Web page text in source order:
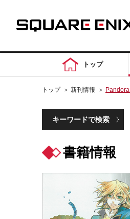
トップ
トップ ＞ 新刊情報 ＞
キーワードで検索
書籍情報